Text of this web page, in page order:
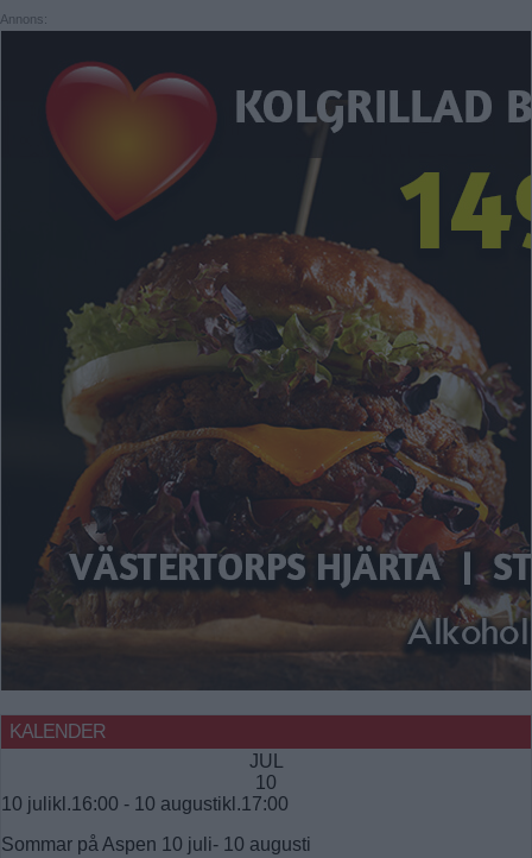
Annons:
KALENDER
JUL
10
10 julikl.16:00 - 10 augustikl.17:00
Sommar på Aspen 10 juli- 10 augusti